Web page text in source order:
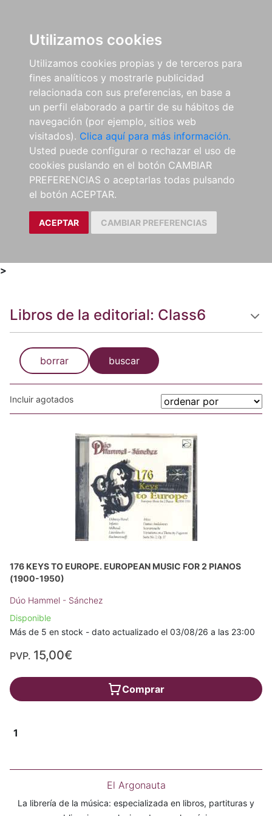
Utilizamos cookies
Utilizamos cookies propias y de terceros para
fines analíticos y mostrarle publicidad
relacionada con sus preferencias, en base a
un perfil elaborado a partir de su hábitos de
navegación (por ejemplo, sitios web
visitados). Clica aquí para más información.
Usted puede configurar o rechazar el uso de
cookies puslando en el botón CAMBIAR
PREFERENCIAS o aceptarlas todas pulsando
el botón ACEPTAR.
ACEPTAR CAMBIAR PREFERENCIAS
>
Libros de la editorial: Class6
borrar buscar
Incluir agotados
176 KEYS TO EUROPE. EUROPEAN MUSIC FOR 2 PIANOS
(1900-1950)
Dúo Hammel - Sánchez
Disponible
Más de 5 en stock - dato actualizado el 03/08/26 a las 23:00
PVP. 15,00€
Comprar
1
El Argonauta
La librería de la música: especializada en libros, partituras y